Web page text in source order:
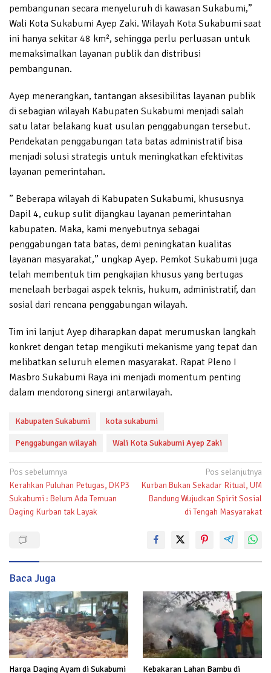
pembangunan secara menyeluruh di kawasan Sukabumi,”
Wali Kota Sukabumi Ayep Zaki. Wilayah Kota Sukabumi saat
ini hanya sekitar 48 km², sehingga perlu perluasan untuk
memaksimalkan layanan publik dan distribusi
pembangunan.
Ayep menerangkan, tantangan aksesibilitas layanan publik
di sebagian wilayah Kabupaten Sukabumi menjadi salah
satu latar belakang kuat usulan penggabungan tersebut.
Pendekatan penggabungan tata batas administratif bisa
menjadi solusi strategis untuk meningkatkan efektivitas
layanan pemerintahan.
” Beberapa wilayah di Kabupaten Sukabumi, khususnya
Dapil 4, cukup sulit dijangkau layanan pemerintahan
kabupaten. Maka, kami menyebutnya sebagai
penggabungan tata batas, demi peningkatan kualitas
layanan masyarakat,” ungkap Ayep. Pemkot Sukabumi juga
telah membentuk tim pengkajian khusus yang bertugas
menelaah berbagai aspek teknis, hukum, administratif, dan
sosial dari rencana penggabungan wilayah.
Tim ini lanjut Ayep diharapkan dapat merumuskan langkah
konkret dengan tetap mengikuti mekanisme yang tepat dan
melibatkan seluruh elemen masyarakat. Rapat Pleno I
Masbro Sukabumi Raya ini menjadi momentum penting
dalam mendorong sinergi antarwilayah.
Kabupaten Sukabumi kota sukabumi
Penggabungan wilayah Wali Kota Sukabumi Ayep Zaki
Navigasi
pos
Pos sebelumnya
Kerahkan Puluhan Petugas, DKP3
Sukabumi : Belum Ada Temuan
Daging Kurban tak Layak
Pos selanjutnya
Kurban Bukan Sekadar Ritual, UM
Bandung Wujudkan Spirit Sosial
di Tengah Masyarakat
Baca Juga
Harga Daging Ayam di Sukabumi Kebakaran Lahan Bambu di